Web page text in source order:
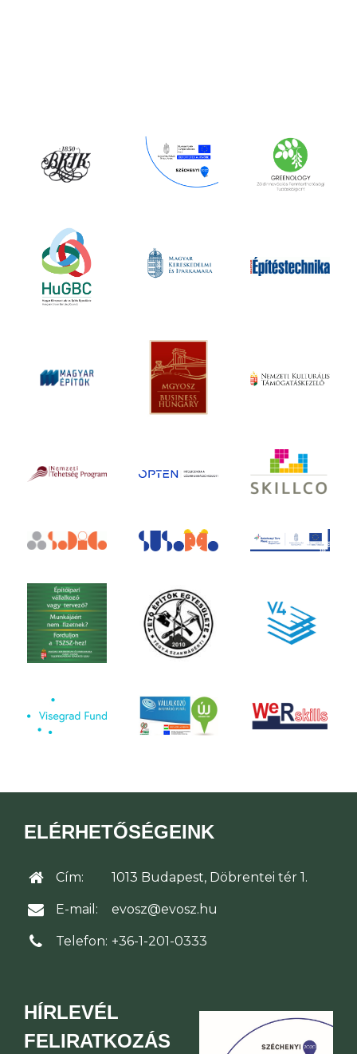
ELÉRHETŐSÉGEINK
Cím: 1013 Budapest, Döbrentei tér 1.
E-mail: evosz@evosz.hu
Telefon: +36-1-201-0333
HÍRLEVÉL
FELIRATKOZÁS